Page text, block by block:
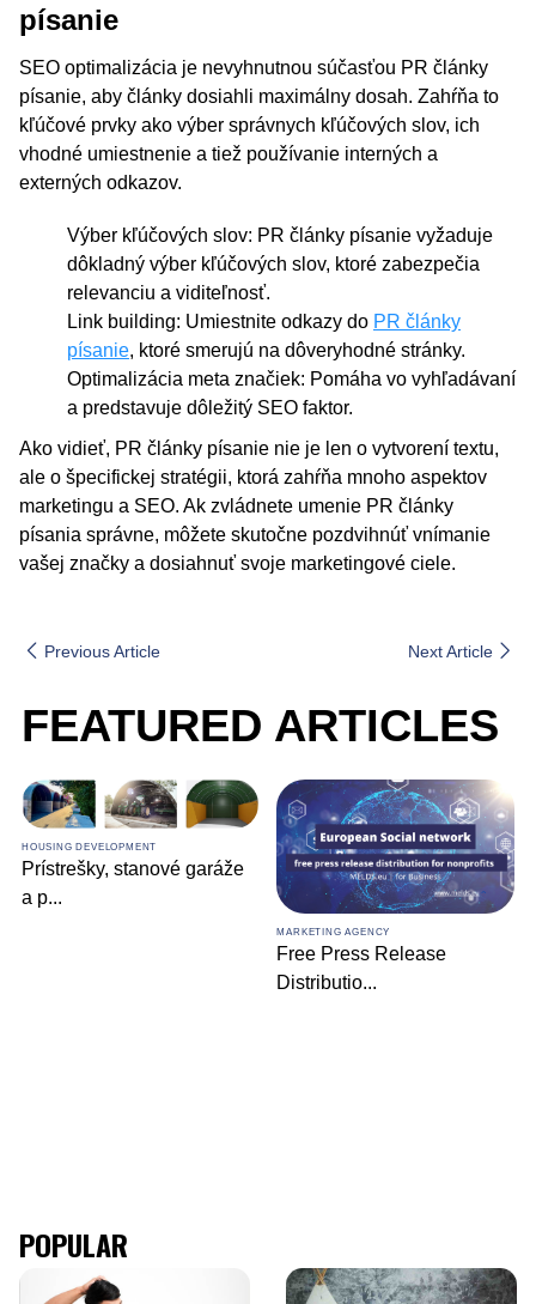
písanie
SEO optimalizácia je nevyhnutnou súčasťou PR články
písanie, aby články dosiahli maximálny dosah. Zahŕňa to
kľúčové prvky ako výber správnych kľúčových slov, ich
vhodné umiestnenie a tiež používanie interných a
externých odkazov.
Výber kľúčových slov: PR články písanie vyžaduje
dôkladný výber kľúčových slov, ktoré zabezpečia
relevanciu a viditeľnosť.
Link building: Umiestnite odkazy do PR články
písanie, ktoré smerujú na dôveryhodné stránky.
Optimalizácia meta značiek: Pomáha vo vyhľadávaní
a predstavuje dôležitý SEO faktor.
Ako vidieť, PR články písanie nie je len o vytvorení textu,
ale o špecifickej stratégii, ktorá zahŕňa mnoho aspektov
marketingu a SEO. Ak zvládnete umenie PR články
písania správne, môžete skutočne pozdvihnúť vnímanie
vašej značky a dosiahnuť svoje marketingové ciele.
Previous Article Next Article
FEATURED ARTICLES
HOUSING DEVELOPMENT
Prístrešky, stanové garáže
a p...
MARKETING AGENCY
Free Press Release
Distributio...
POPULAR